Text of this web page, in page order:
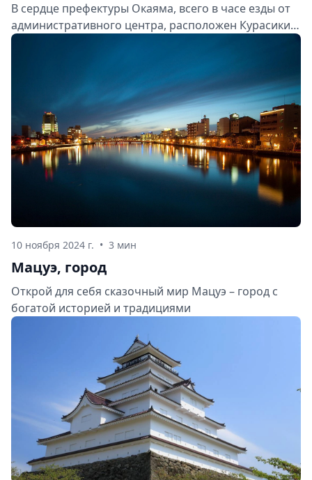
В сердце префектуры Окаяма, всего в часе езды от
административного центра, расположен Курасики –
город-жемчужина, известный как «Маленькая
овеян ореолом старины и пропитан неповторимой
атмосферой эпохи Эдо.
10 ноября 2024 г. • 3 мин
Мацуэ, город
Открой для себя сказочный мир Мацуэ – город с
богатой историей и традициями